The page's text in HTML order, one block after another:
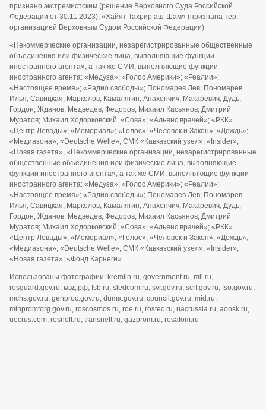
признано экстремистским (решение Верховного Суда Российской
Федерации от 30.11.2023), «Хайят Тахрир аш-Шам» (признана тер.
организацией Верховным Судом Российской Федерации)
«Некоммерческие организации, незарегистрированные общественные
объединения или физические лица, выполняющие функции
иностранного агента», а так же СМИ, выполняющие функции
иностранного агента: «Медуза»; «Голос Америки»; «Реалии»;
«Настоящее время»; «Радио свободы»; Пономарев Лев; Пономарев
Илья; Савицкая; Маркелов; Камалягин; Апахончич; Макаревич; Дудь;
Гордон; Жданов; Медведев; Федоров; Михаил Касьянов; Дмитрий
Муратов; Михаил Ходорковский; «Сова»; «Альянс врачей»; «РКК»
«Центр Левады»; «Мемориал»; «Голос»; «Человек и Закон»; «Дождь»;
«Медиазона»; «Deutsche Welle»; СМК «Кавказский узел»; «Insider»;
«Новая газета», «Некоммерческие организации, незарегистрированные
общественные объединения или физические лица, выполняющие
функции иностранного агента», а так же СМИ, выполняющие функции
иностранного агента: «Медуза»; «Голос Америки»; «Реалии»;
«Настоящее время»; «Радио свободы»; Пономарев Лев; Пономарев
Илья; Савицкая; Маркелов; Камалягин; Апахончич; Макаревич; Дудь;
Гордон; Жданов; Медведев; Федоров; Михаил Касьянов; Дмитрий
Муратов; Михаил Ходорковский; «Сова»; «Альянс врачей»; «РКК»
«Центр Левады»; «Мемориал»; «Голос»; «Человек и Закон»; «Дождь»;
«Медиазона»; «Deutsche Welle»; СМК «Кавказский узел»; «Insider»;
«Новая газета»; «Фонд Карнеги»
Использованы фотографии: kremlin.ru, government.ru, mil.ru,
rosguard.gov.ru, мвд.рф, fsb.ru, sledcom.ru, svr.gov.ru, scrf.gov.ru, fso.gov.ru,
mchs.gov.ru, genproc.gov.ru, duma.gov.ru, council.gov.ru, mid.ru,
minpromtorg.gov.ru, roscosmos.ru, roe.ru, rostec.ru, uacrussia.ru, aoosk.ru,
uecrus.com, rosneft.ru, transneft.ru, gazprom.ru, rosatom.ru